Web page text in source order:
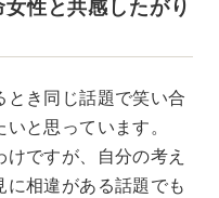
女性と共感したがり
き同じ話題で笑い合
と思っています。
ですが、自分の考え
相違がある話題でも